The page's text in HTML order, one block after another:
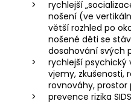
rychlejší
nošení (ve
větší rozhled po
nošené děti se
dosahování svých
rychlejší psychický
vjemy, zkušenosti,
rovnováhy, prostor
prevence rizika